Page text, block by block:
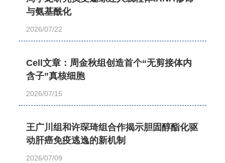
与氨基酰化
2026/07/22
Cell文章：周金秋组创造首个“无剪接体内
含子”真核细胞
2026/07/15
王广川组和许琛琦组合作揭示胆固醇酯化驱
动肝癌免疫逃逸的新机制
2026/07/09